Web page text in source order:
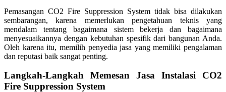
Pemasangan CO2 Fire Suppression System tidak bisa dilakukan
sembarangan, karena memerlukan pengetahuan teknis yang
mendalam tentang bagaimana sistem bekerja dan bagaimana
menyesuaikannya dengan kebutuhan spesifik dari bangunan Anda.
Oleh karena itu, memilih penyedia jasa yang memiliki pengalaman
dan reputasi baik sangat penting.
Langkah-Langkah Memesan Jasa Instalasi CO2
Fire Suppression System